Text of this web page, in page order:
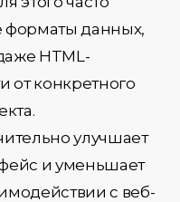
форматы данных,
HTML-
от конкретного
улучшает
и уменьшает
с веб-